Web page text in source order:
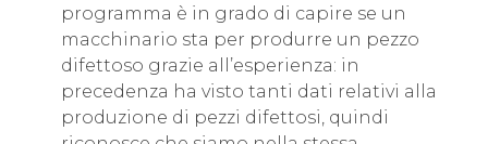
programma è in grado di capire se un
macchinario sta per produrre un pezzo
difettoso grazie all’esperienza: in
precedenza ha visto tanti dati relativi alla
produzione di pezzi difettosi, quindi